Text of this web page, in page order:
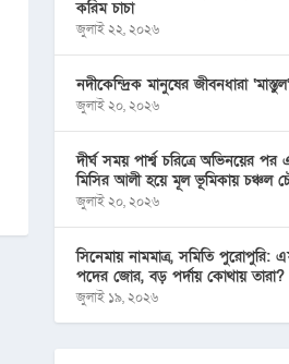
করিম চাচা
জুলাই ২২, ২০২৬
নদীকেন্দ্রিক মানুষের জীবনধারা ‘মাস্তুল’
জুলাই ২০, ২০২৬
দীর্ঘ সময় পার্শ্ব চরিত্রে অভিনয়ের পর
মিসির আলী হয়ে মূল ভূমিকায় চঞ্চল
জুলাই ২০, ২০২৬
সিনেমায় নামমাত্র, সমিতি পুরোপুরি:
পদের জোর, বড় পর্দায় কোথায় তারা?
জুলাই ১৯, ২০২৬